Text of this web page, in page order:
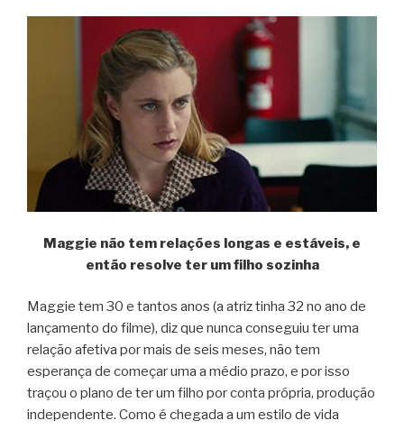
Maggie não tem relações longas e estáveis, e
então resolve ter um filho sozinha
Maggie tem 30 e tantos anos (a atriz tinha 32 no ano de
lançamento do filme), diz que nunca conseguiu ter uma
relação afetiva por mais de seis meses, não tem
esperança de começar uma a médio prazo, e por isso
traçou o plano de ter um filho por conta própria, produção
independente. Como é chegada a um estilo de vida